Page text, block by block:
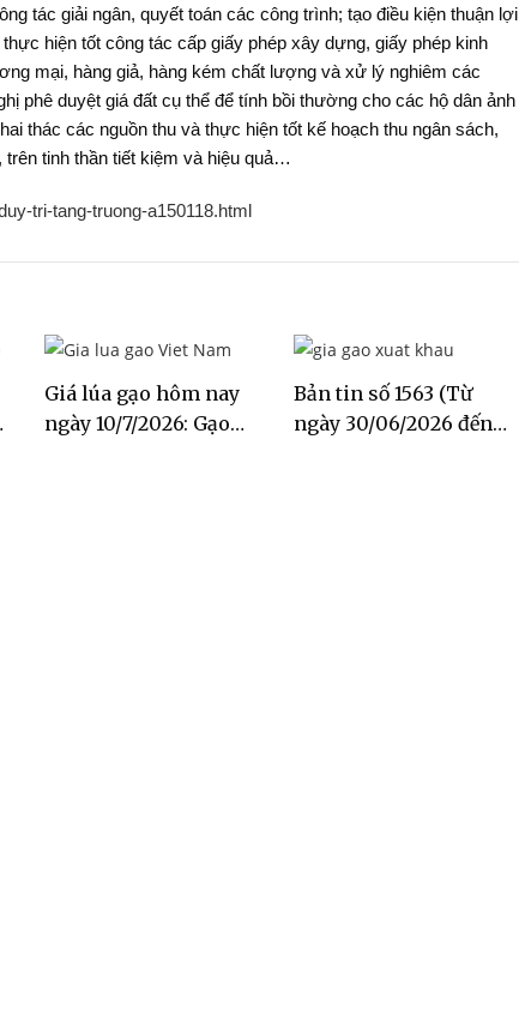
tác giải ngân, quyết toán các công trình; tạo điều kiện thuận lợi
hiện tốt công tác cấp giấy phép xây dựng, giấy phép kinh
mại, hàng giả, hàng kém chất lượng và xử lý nghiêm các
phê duyệt giá đất cụ thể để tính bồi thường cho các hộ dân ảnh
thác các nguồn thu và thực hiện tốt kế hoạch thu ngân sách,
tinh thần tiết kiệm và hiệu quả…
tri-tang-truong-a150118.html
Giá lúa gạo hôm nay
ngày 10/7/2026: Gạo
Bản tin số 1563 (Từ
ngày 30/06/2026 đến